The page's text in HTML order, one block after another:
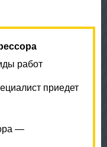
работ
приедет
—